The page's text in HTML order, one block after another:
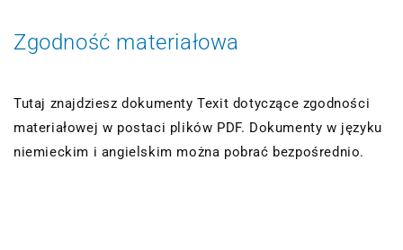
Zgodność materiałowa
Tutaj znajdziesz dokumenty Texit dotyczące zgodności
materiałowej w postaci plików PDF. Dokumenty w języku
niemieckim i angielskim można pobrać bezpośrednio.